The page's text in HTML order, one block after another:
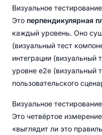
Визуальное
Это перпендикулярная
каждый уровень. Оно
(визуальный тест
интеграции (визуальный
уровне e2e (визуальный
пользовательского
Визуальное
Это четвёртое
«выглядит ли это